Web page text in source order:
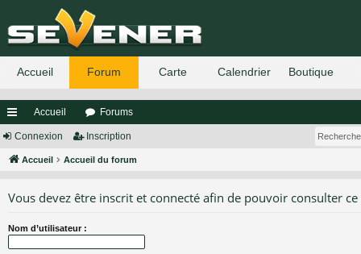
ac
co
s
Accueil Forums
Connexion Inscription
Accueil Accueil du forum
Vous devez être inscrit et connecté afin de pouvoir consulter
Nom d’utilisateur :